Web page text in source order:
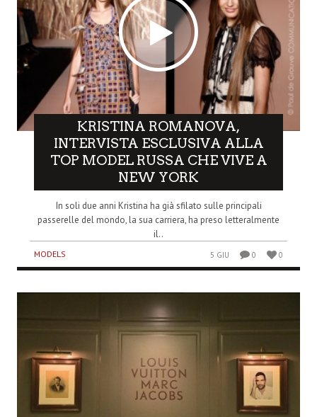
KRISTINA ROMANOVA,
INTERVISTA ESCLUSIVA ALLA
TOP MODEL RUSSA CHE VIVE A
NEW YORK
In soli due anni Kristina ha già sfilato sulle principali
passerelle del mondo, la sua carriera, ha preso letteralmente
il..
MODELS 5 GIU 0 0